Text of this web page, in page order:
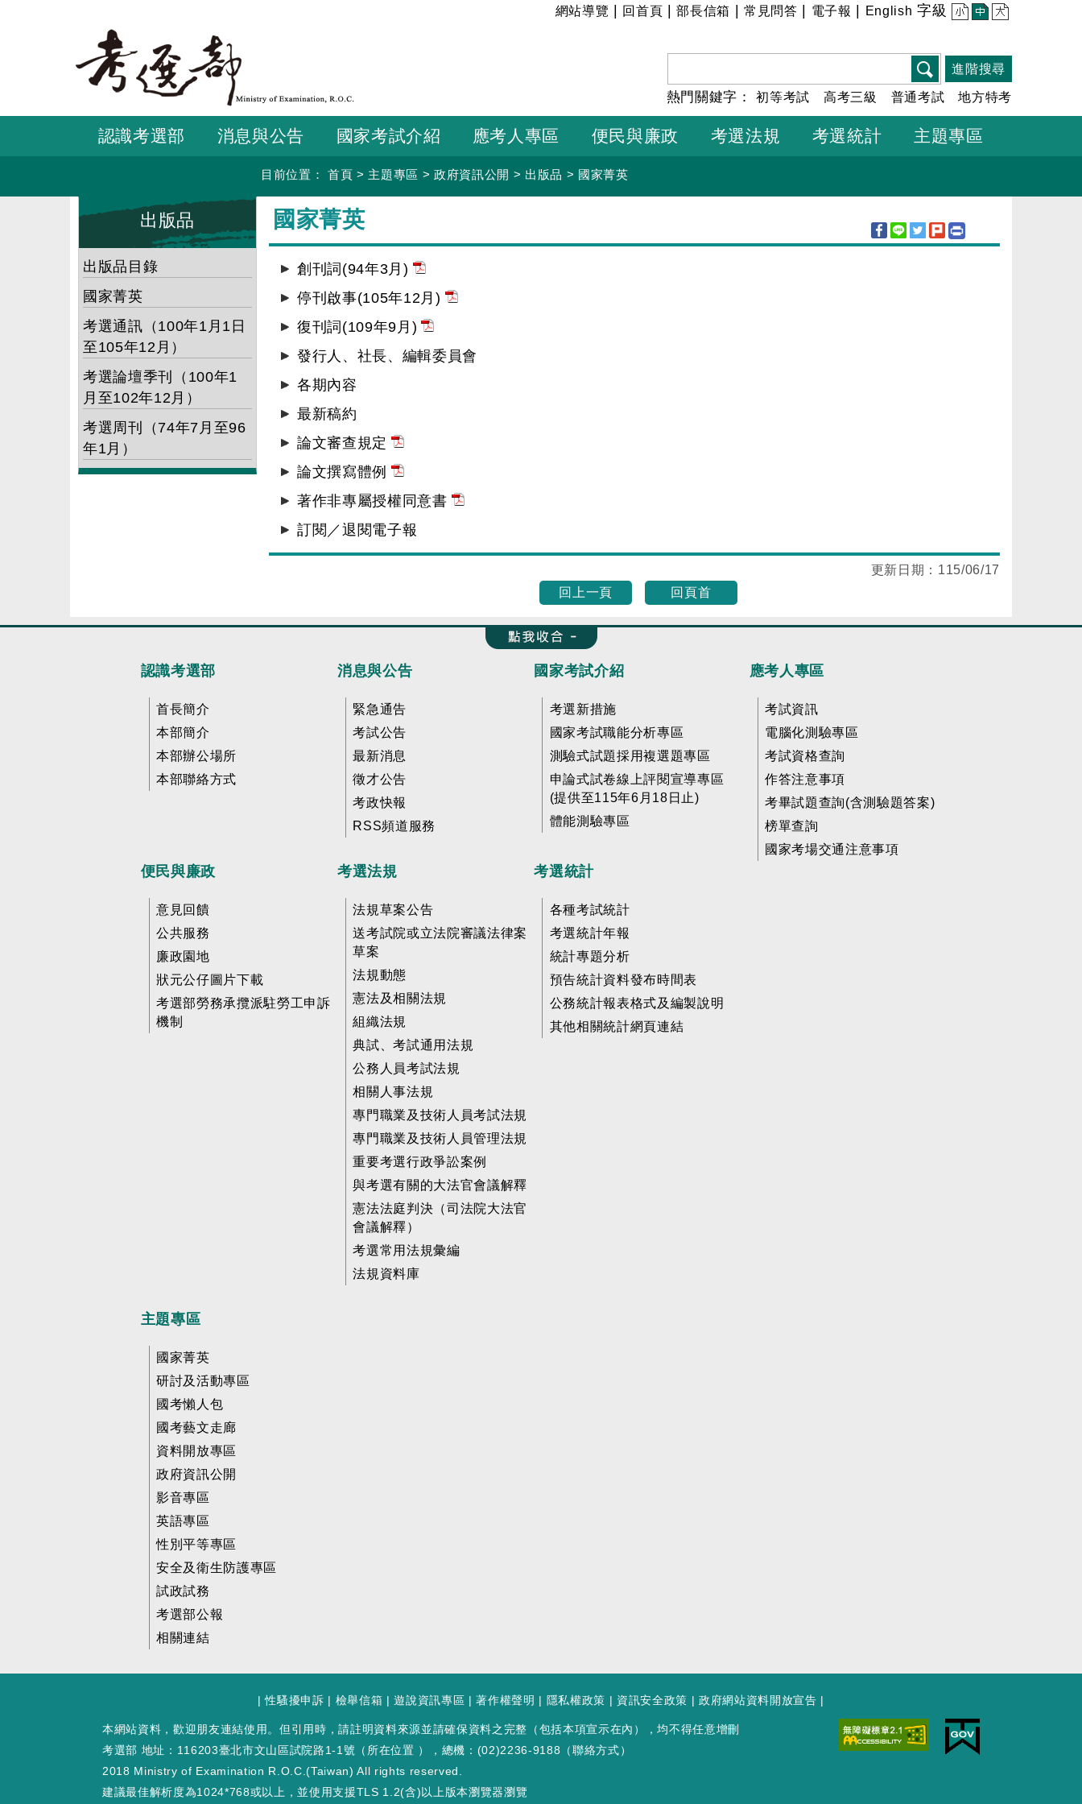
要
容
:::
網站導覽 回首頁 |部長信箱 常見問答 電子報 English 字級 小 中 大
進階搜尋
熱門關鍵字：初等考試 高考三級 普通考試 地方特考
認識考選部 消息與公告 國家考試介紹 應考人專區 便民與廉政 考選法規 考選統計 主題專區
目前位置： 首頁 > 主題專區 >政府資訊公開 > 出版品 > 國家菁英
出版品
出版品目錄
國家菁英
考選通訊（100年1月1日
至105年12月）
考選論壇季刊（100年1
月至102年12月）
考選周刊（74年7月至96
年1月）
:::
國家菁英
創刊詞(94年3月)
停刊啟事(105年12月)
復刊詞(109年9月)
發行人、社長、編輯委員會
各期內容
最新稿約
論文審查規定
論文撰寫體例
著作非專屬授權同意書
訂閱／退閱電子報
更新日期： 115/06/17
回上一頁
回頁首
收合 FatFooter
認識考選部
首長簡介
本部簡介
本部辦公場所
本部聯絡方式
消息與公告
緊急通告
考試公告
最新消息
徵才公告
考政快報
RSS頻道服務
國家考試介紹
考選新措施
國家考試職能分析專區
測驗式試題採用複選題專區
申論式試卷線上評閱宣導專區
(提供至115年6月18日止)
體能測驗專區
應考人專區
考試資訊
電腦化測驗專區
考試資格查詢
作答注意事項
考畢試題查詢(含測驗題答案)
榜單查詢
國家考場交通注意事項
便民與廉政
意見回饋
公共服務
廉政園地
狀元公仔圖片下載
考選部勞務承攬派駐勞工申訴
機制
考選法規
法規草案公告
送考試院或立法院審議法律案
草案
法規動態
憲法及相關法規
組織法規
典試、考試通用法規
公務人員考試法規
相關人事法規
專門職業及技術人員考試法規
專門職業及技術人員管理法規
重要考選行政爭訟案例
與考選有關的大法官會議解釋
憲法法庭判決（司法院大法官
會議解釋）
考選常用法規彙編
法規資料庫
考選統計
各種考試統計
考選統計年報
統計專題分析
預告統計資料發布時間表
公務統計報表格式及編製說明
其他相關統計網頁連結
主題專區
國家菁英
研討及活動專區
國考懶人包
國考藝文走廊
資料開放專區
政府資訊公開
影音專區
英語專區
性別平等專區
安全及衛生防護專區
試政試務
考選部公報
相關連結
|性騷擾申訴 | 檢舉信箱 |遊說資訊專區 |著作權聲明 | 隱私權政策 | 資訊安全政策 |政府網站資料開放宣告 |
本網站資料，歡迎朋友連結使用。但引用時，請註明資料來源並請確保資料之完整（包括本項宣示在內），均不得任意增刪
考選部 地址：116203臺北市文山區試院路1-1號（ 所在位置 ），總機：(02)2236-9188（聯絡方式）
2018 Ministry of Examination R.O.C.(Taiwan) All rights reserved.
建議最佳解析度為1024*768或以上，並使用支援TLS 1.2(含)以上版本瀏覽器瀏覽